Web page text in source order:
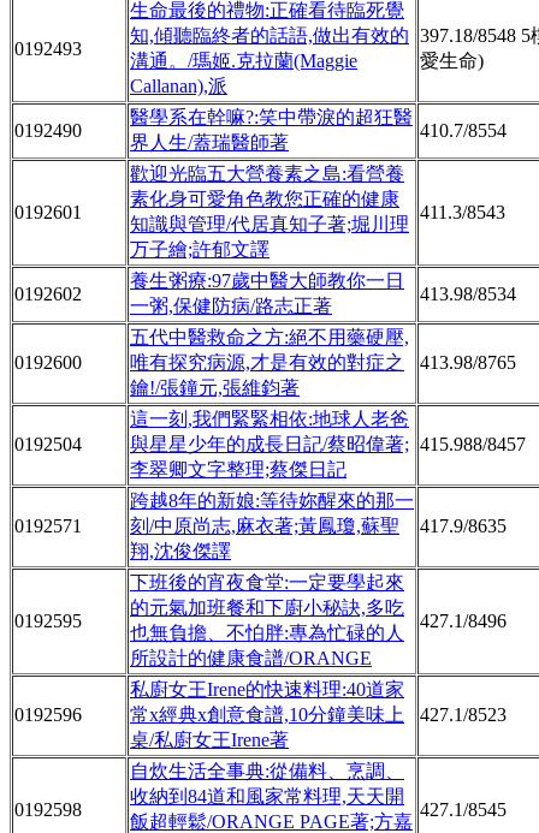
0192493
生命最後的禮物:正確看待臨死覺
知,傾聽臨終者的話語,做出有效的
溝通。/瑪姬.克拉蘭(Maggie
Callanan),派
397.18/8548 5
愛生命)
0192490
醫學系在幹嘛?:笑中帶淚的超狂醫
界人生/蓋瑞醫師著
410.7/8554
0192601
歡迎光臨五大營養素之島:看營養
素化身可愛角色教您正確的健康
知識與管理/代居真知子著;堀川理
万子繪;許郁文譯
411.3/8543
0192602
養生粥療:97歲中醫大師教你一日
一粥,保健防病/路志正著
413.98/8534
0192600
五代中醫救命之方:絕不用藥硬壓,
唯有探究病源,才是有效的對症之
鑰!/張鐘元,張維鈞著
413.98/8765
0192504
這一刻,我們緊緊相依:地球人老爸
與星星少年的成長日記/蔡昭偉著;
李翠卿文字整理;蔡傑日記
415.988/8457
0192571
跨越8年的新娘:等待妳醒來的那一
刻/中原尚志,麻衣著;黃鳳瓊,蘇聖
翔,沈俊傑譯
417.9/8635
0192595
下班後的宵夜食堂:一定要學起來
的元氣加班餐和下廚小秘訣,多吃
也無負擔、不怕胖:專為忙碌的人
所設計的健康食譜/ORANGE
427.1/8496
0192596
私廚女王Irene的快速料理:40道家
常x經典x創意食譜,10分鐘美味上
桌/私廚女王Irene著
427.1/8523
0192598
自炊生活全事典:從備料、烹調、
收納到84道和風家常料理,天天開
飯超輕鬆/ORANGE PAGE著;方嘉
427.1/8545